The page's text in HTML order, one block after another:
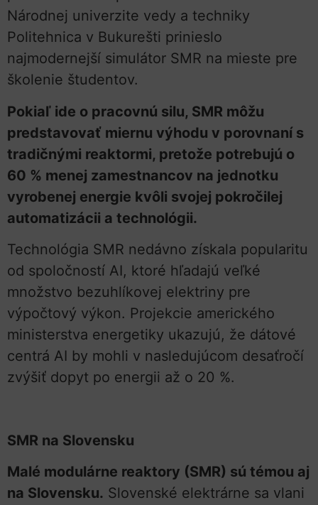
Národnej univerzite vedy a techniky
Politehnica v Bukurešti prinieslo
najmodernejší simulátor SMR na mieste pre
školenie študentov.
Pokiaľ ide o pracovnú silu, SMR môžu
predstavovať miernu výhodu v porovnaní s
tradičnými reaktormi, pretože potrebujú o
60 % menej zamestnancov na jednotku
vyrobenej energie kvôli svojej pokročilej
automatizácii a technológii.
Technológia SMR nedávno získala popularitu
od spoločností AI, ktoré hľadajú veľké
množstvo bezuhlíkovej elektriny pre
výpočtový výkon. Projekcie amerického
ministerstva energetiky ukazujú, že dátové
centrá AI by mohli v nasledujúcom desaťročí
zvýšiť dopyt po energii až o 20 %.
SMR na Slovensku
Malé modulárne reaktory (SMR) sú témou aj
na Slovensku. Slovenské elektrárne sa vlani